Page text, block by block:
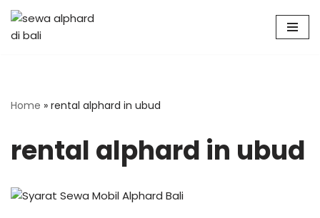
Skip
Home » rental alphard in ubud
rental alphard in ubud